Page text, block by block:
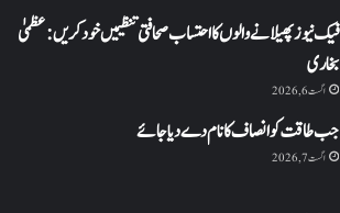
فیک نیوز پھیلانے والوں کا احتساب صحافتی تنظیمیں خود کریں: عظمیٰ
بخاری
اگست 6, 2026
جب طاقت کو انصاف کا نام دے دیا جائے
اگست 7, 2026